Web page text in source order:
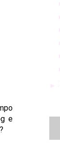
e